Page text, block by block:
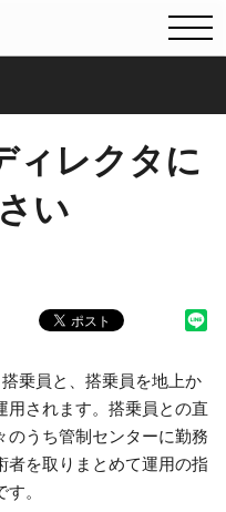
ィレクタに
い
乗員と、搭乗員を地上か
用されます。搭乗員との直
のうち管制センターに勤務
者を取りまとめて運用の指
。